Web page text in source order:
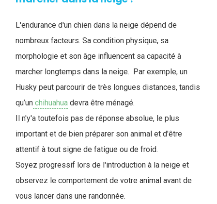
L'endurance d'un chien dans la neige dépend de
nombreux facteurs. Sa condition physique, sa
morphologie et son âge influencent sa capacité à
marcher longtemps dans la neige. Par exemple, un
Husky peut parcourir de très longues distances, tandis
qu’un chihuahua devra être ménagé.
Il n'y'a toutefois pas de réponse absolue, le plus
important et de bien préparer son animal et d'être
attentif à tout signe de fatigue ou de froid.
Soyez progressif lors de l'introduction à la neige et
observez le comportement de votre animal avant de
vous lancer dans une randonnée.